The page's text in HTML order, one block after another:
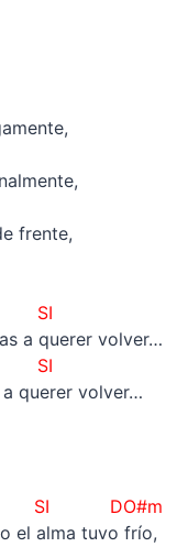
frente,
a querer volver…
querer volver…
el alma tuvo frío,